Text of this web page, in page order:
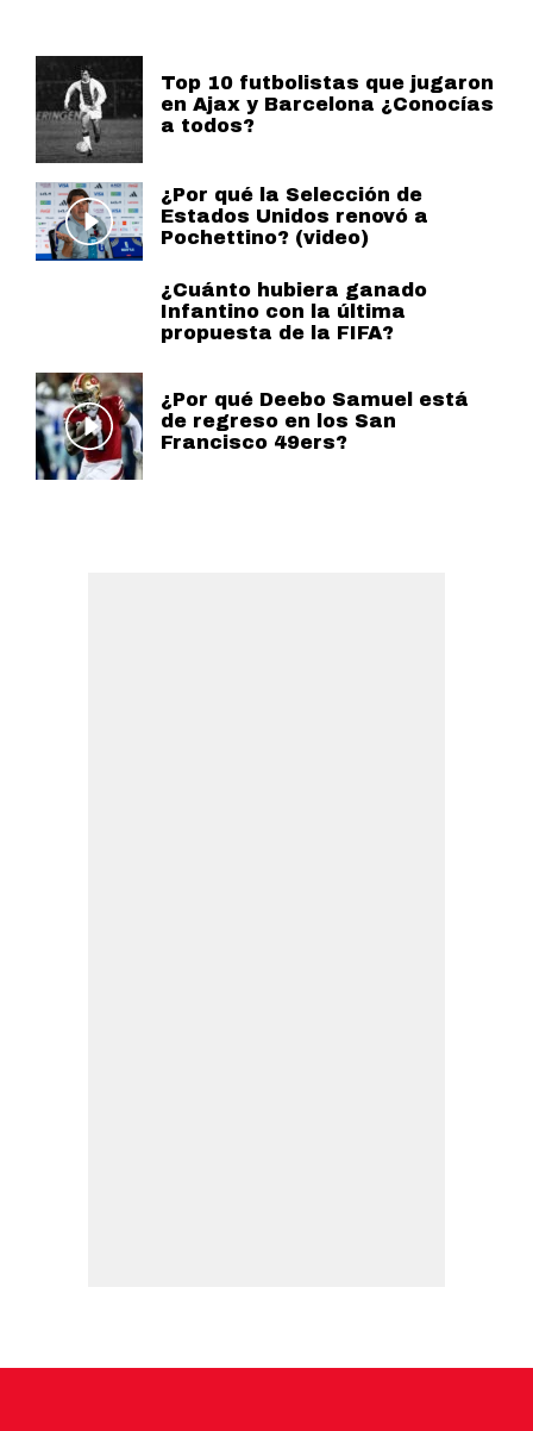
Top 10 futbolistas que jugaron
en Ajax y Barcelona ¿Conocías
a todos?
¿Por qué la Selección de
Estados Unidos renovó a
Pochettino? (video)
¿Cuánto hubiera ganado
Infantino con la última
propuesta de la FIFA?
¿Por qué Deebo Samuel está
de regreso en los San
Francisco 49ers?